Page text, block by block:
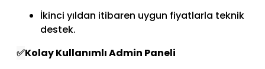
İkinci yıldan itibaren uygun fiyatlarla teknik
destek.
✅Kolay Kullanımlı Admin Paneli